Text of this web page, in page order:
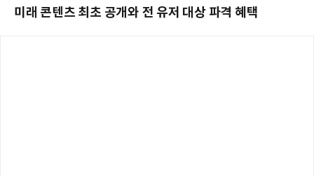
미래 콘텐츠 최초 공개와 전 유저 대상 파격 혜택